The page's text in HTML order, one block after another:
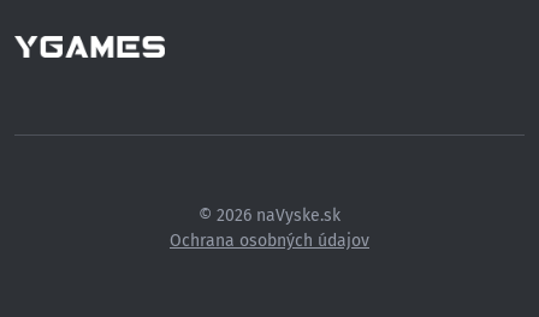
© 2026 naVyske.sk
Ochrana osobných údajov